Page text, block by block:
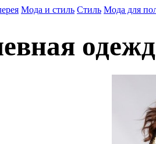
Мода и стиль Стиль Мода для